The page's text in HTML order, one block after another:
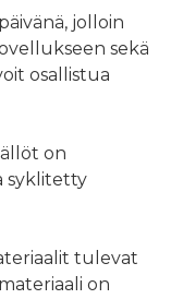
jolloin
sekä
osallistua
on
syklitetty
tulevat
on